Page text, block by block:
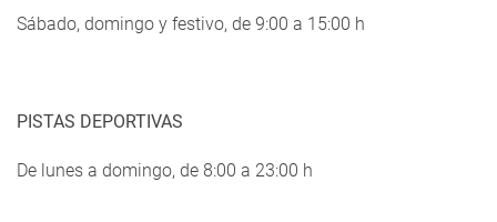
Sábado, domingo y festivo, de 9:00 a 15:00 h
PISTAS DEPORTIVAS
De lunes a domingo, de 8:00 a 23:00 h